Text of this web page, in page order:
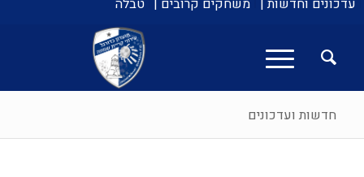
עדכונים וחדשות | משחקים קרובים | טבלה
חדשות ועדכונים